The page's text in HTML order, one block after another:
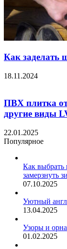
Как заделать
18.11.2024
ПВХ плитка
другие виды
22.01.2025
Популярное
Как выбрать
замерзнуть
07.10.2025
Уютный
13.04.2025
Узоры и
01.02.2025